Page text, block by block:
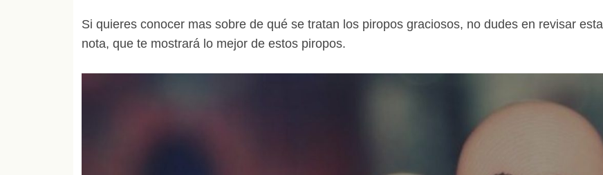
Si quieres conocer mas sobre de qué se tratan los piropos graciosos, no dudes en revisar esta
nota, que te mostrará lo mejor de estos piropos.